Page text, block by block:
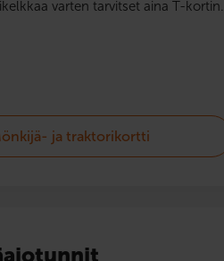
varten tarvitset aina T-kortin.
ja traktorikortti